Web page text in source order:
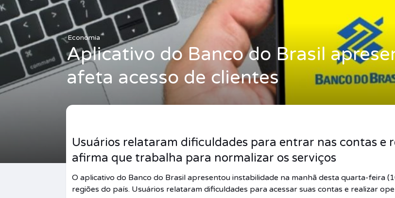
Economia
Aplicativo do Banco do Brasil
afeta acesso de clientes
Usuários relataram dificuldades para entrar nas contas e
afirma que trabalha para normalizar os serviços
O aplicativo do Banco do Brasil apresentou instabilidade na manhã desta quarta-feira
regiões do país. Usuários relataram dificuldades para acessar suas contas e realizar